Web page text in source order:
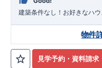
建築条件なし！​お好きなハ
見学予約・資料請求
物件